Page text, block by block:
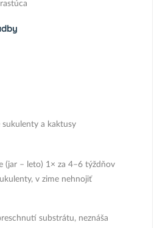
sukulenty a kaktusy
(jar – leto) 1× za 4–6 týždňov
v zime nehnojiť
substrátu, neznáša